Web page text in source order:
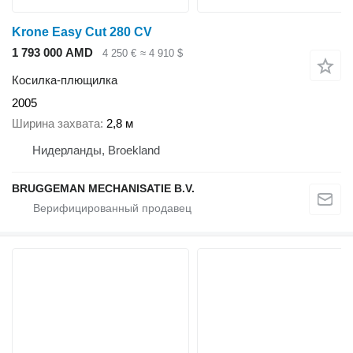
Krone Easy Cut 280 CV
1 793 000 AMD
4 250 € ≈ 4 910 $
Косилка-плющилка
2005
Ширина захвата 2,8 м
Нидерланды, Broekland
BRUGGEMAN MECHANISATIE B.V.